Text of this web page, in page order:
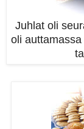
Juhlat oli
oli